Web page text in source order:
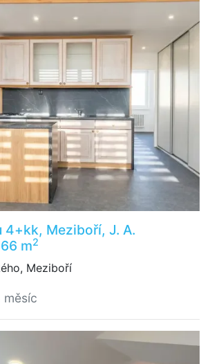
4+kk, Meziboří, J. A.
m2
Meziboří
měsíc